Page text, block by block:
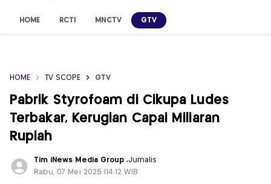
HOME RCTI MNCTV GTV
HOME TV SCOPE GTV
Pabrik Styrofoam di Cikupa Ludes
Terbakar, Kerugian Capai Miliaran
Rupiah
Tim iNews Media Group,Jurnalis
Rabu, 07 Mei 2025 |14:12 WIB